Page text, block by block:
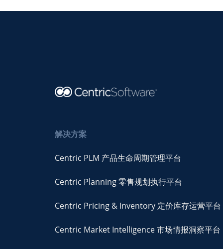
解决方案
Centric PLM 产品生命周期管理平台
Centric Planning 零售规划执行平台
Centric Pricing & Inventory 定价库存运营平台
Centric Market Intelligence 市场情报洞察平台